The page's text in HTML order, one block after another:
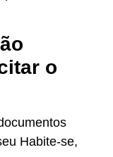
o
Habite-se,